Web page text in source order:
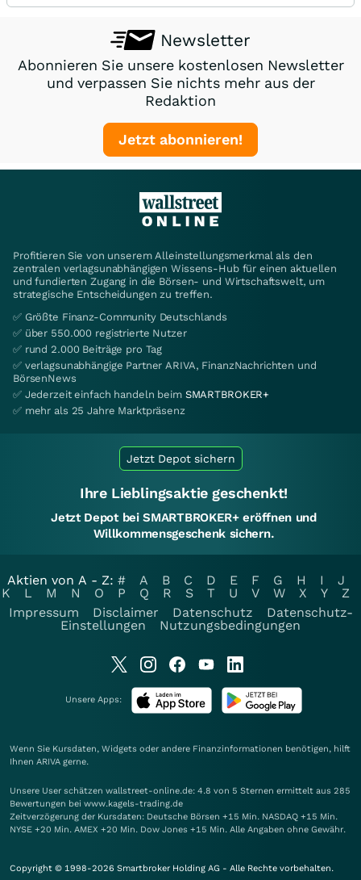
Newsletter
Abonnieren Sie unsere kostenlosen Newsletter
und verpassen Sie nichts mehr aus der
Redaktion
Jetzt abonnieren!
Profitieren Sie von unserem Alleinstellungsmerkmal als den
zentralen verlagsunabhängigen Wissens-Hub für einen aktuellen
und fundierten Zugang in die Börsen- und Wirtschaftswelt, um
strategische Entscheidungen zu treffen.
✅ Größte Finanz-Community Deutschlands
✅ über 550.000 registrierte Nutzer
✅ rund 2.000 Beiträge pro Tag
✅ verlagsunabhängige Partner ARIVA, FinanzNachrichten und
BörsenNews
✅ Jederzeit einfach handeln beim SMARTBROKER+
✅ mehr als 25 Jahre Marktpräsenz
Jetzt Depot sichern
Ihre Lieblingsaktie geschenkt!
Jetzt Depot bei SMARTBROKER+ eröffnen und
Willkommensgeschenk sichern.
Aktien von A - Z: # A B C D E F G H I
J
K
L M N O P Q R S T U V W X Y
Z
Impressum
Disclaimer Datenschutz
Datenschutz-
Einstellungen
Nutzungsbedingungen
Unsere Apps:
Wenn Sie Kursdaten, Widgets oder andere Finanzinformationen benötigen, hilft
Ihnen ARIVA gerne.
Unsere User schätzen wallstreet-online.de: 4.8 von 5 Sternen ermittelt aus 285
Bewertungen bei www.kagels-trading.de
Zeitverzögerung der Kursdaten: Deutsche Börsen +15 Min. NASDAQ +15 Min.
NYSE +20 Min. AMEX +20 Min. Dow Jones +15 Min. Alle Angaben ohne Gewähr.
Copyright © 1998-2026 Smartbroker Holding AG - Alle Rechte vorbehalten.